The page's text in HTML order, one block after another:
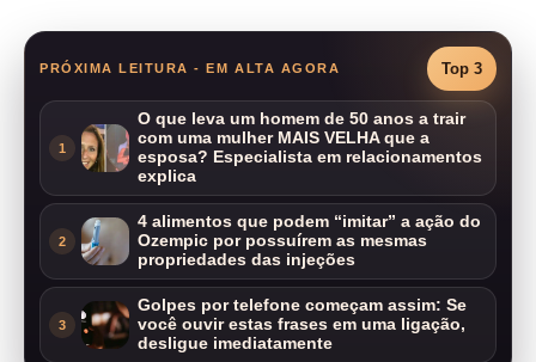
PRÓXIMA LEITURA - EM ALTA AGORA Top 3
1
O que leva um homem de 50 anos a trair
com uma mulher MAIS VELHA que a
esposa? Especialista em relacionamentos
explica
2
4 alimentos que podem “imitar” a ação do
Ozempic por possuírem as mesmas
propriedades das injeções
3
Golpes por telefone começam assim: Se
você ouvir estas frases em uma ligação,
desligue imediatamente